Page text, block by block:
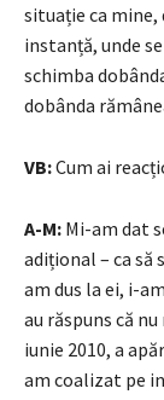
situație ca mine,
instanță, unde
schimba
dobânda
VB:Cum ai
A-M: Mi-am dat
adițional – ca să
am dus la ei, i-
au răspuns că
iunie 2010, a
am coalizat pe